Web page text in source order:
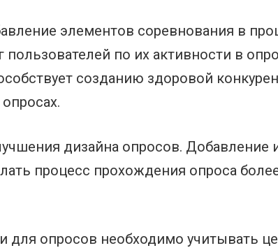
элементов соревнования в
по их активности в
созданию здоровой
дизайна опросов. Добавление
процесс прохождения опроса
для опросов необходимо учитывать